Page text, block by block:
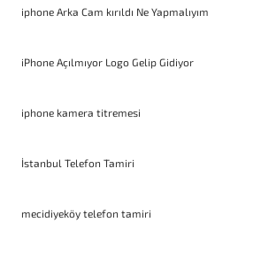
iphone Arka Cam kırıldı Ne Yapmalıyım
iPhone Açılmıyor Logo Gelip Gidiyor
iphone kamera titremesi
İstanbul Telefon Tamiri
mecidiyeköy telefon tamiri